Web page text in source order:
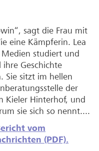
sagt die Frau mit
eine Kämpferin. Lea
studiert und
Geschichte
Sie sitzt im hellen
der
Kieler Hinterhof, und
sie sich so nennt....
vom
(PDF).